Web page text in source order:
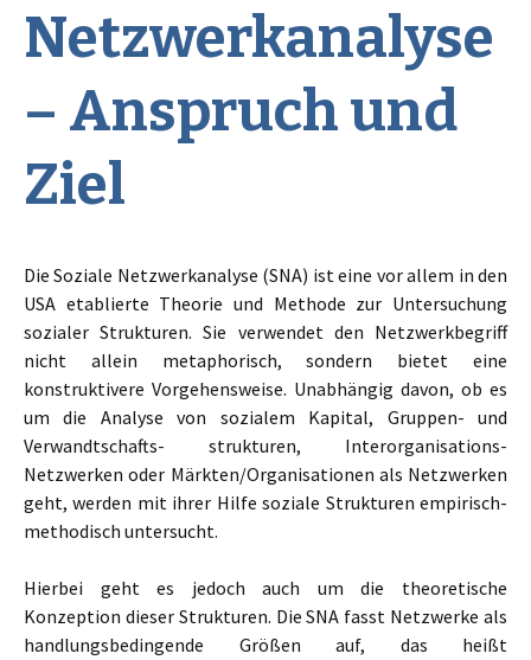
Netzwerkanalyse
– Anspruch und
Ziel
Die Soziale Netzwerkanalyse (SNA) ist eine vor allem in den
USA etablierte Theorie und Methode zur Untersuchung
sozialer Strukturen. Sie verwendet den Netzwerkbegriff
nicht allein metaphorisch, sondern bietet eine
konstruktivere Vorgehensweise. Unabhängig davon, ob es
um die Analyse von sozialem Kapital, Gruppen- und
Verwandtschafts- strukturen, Interorganisations-
Netzwerken oder Märkten/Organisationen als Netzwerken
geht, werden mit ihrer Hilfe soziale Strukturen empirisch-
methodisch untersucht.
Hierbei geht es jedoch auch um die theoretische
Konzeption dieser Strukturen. Die SNA fasst Netzwerke als
handlungsbedingende Größen auf, das heißt